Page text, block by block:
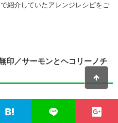
紹介していたアレンジレシピをご
印／サーモンとヘコリーノチ